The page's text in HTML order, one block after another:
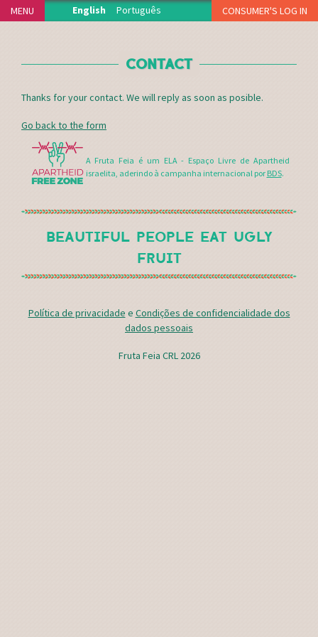
Jump to navigation
MENU CONSUMER'S LOG IN
THE PROJECT
HOW IT WORKS
NEWS
MEDIA CENTER
MERCH
English Português
CONTACT
Thanks for your contact. We will reply as soon as posible.
Go back to the form
A Fruta Feia é um ELA - Espaço Livre de Apartheid
israelita, aderindo à campanha internacional por BDS.
BEAUTIFUL PEOPLE EAT UGLY
FRUIT
Política de privacidade e Condições de confidencialidade dos
dados pessoais
Fruta Feia CRL 2026